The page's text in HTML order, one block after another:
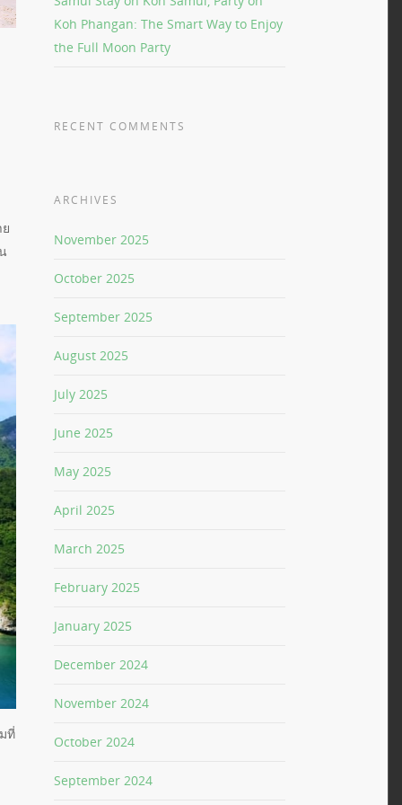
ที่
Koh Phangan: The Smart Way to Enjoy
the Full Moon Party
RECENT COMMENTS
ARCHIVES
November 2025
October 2025
September 2025
August 2025
July 2025
June 2025
May 2025
April 2025
March 2025
February 2025
January 2025
December 2024
November 2024
October 2024
September 2024